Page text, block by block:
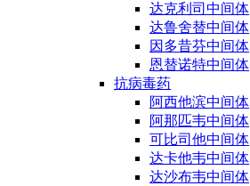
达克利司中间体
达鲁舍替中间体
因多昔芬中间体
恩替诺特中间体
抗病毒药
阿西他滨中间体
阿那匹韦中间体
可比司他中间体
达卡他韦中间体
达沙布韦中间体